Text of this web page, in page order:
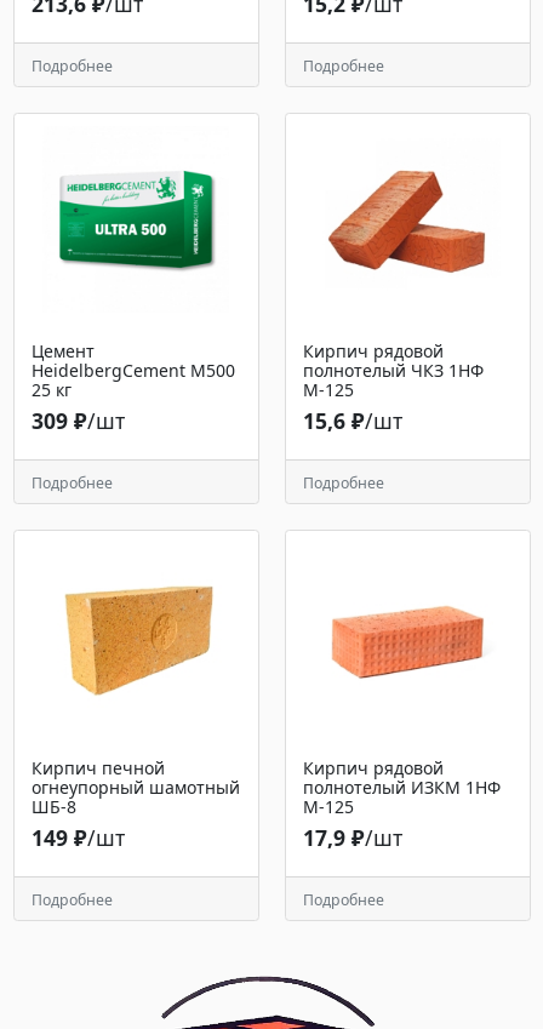
Подробнее Подробнее
Цемент
HeidelbergCement М500
25 кг
309 ₽/шт
Подробнее
Кирпич рядовой
полнотелый ЧКЗ 1НФ
М-125
15,6 ₽/шт
Подробнее
Кирпич печной
огнеупорный шамотный
ШБ-8
149 ₽/шт
Подробнее
Кирпич рядовой
полнотелый ИЗКМ 1НФ
М-125
17,9 ₽/шт
Подробнее